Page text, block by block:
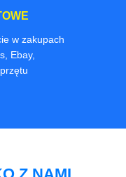
w zakupach
Ebay,